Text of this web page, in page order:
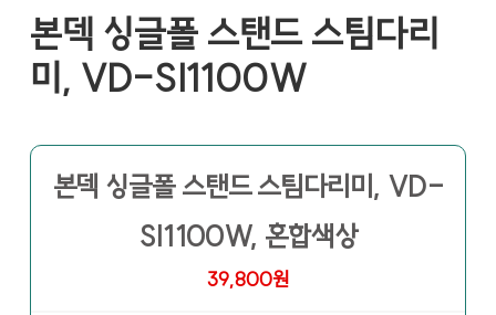
본덱 싱글폴 스탠드 스팀다리
미, VD-SI1100W
본덱 싱글폴 스탠드 스팀다리미, VD-
SI1100W, 혼합색상
39,800원